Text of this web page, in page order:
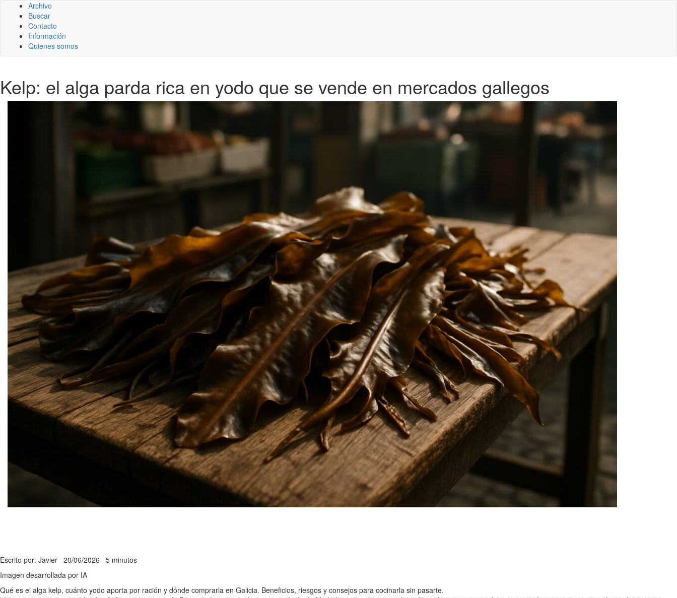
Archivo
Buscar
Contacto
Información
Quienes somos
Kelp: el alga parda rica en yodo que se vende en mercados gallegos
Escrito por: Javier 20/06/2026 5 minutos
Imagen desarrollada por IA
Qué es el alga kelp, cuánto yodo aporta por ración y dónde comprarla en Galicia. Beneficios, riesgos y consejos para cocinarla sin pasarte.